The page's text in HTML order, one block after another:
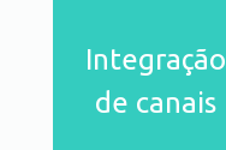
Integração
de canais